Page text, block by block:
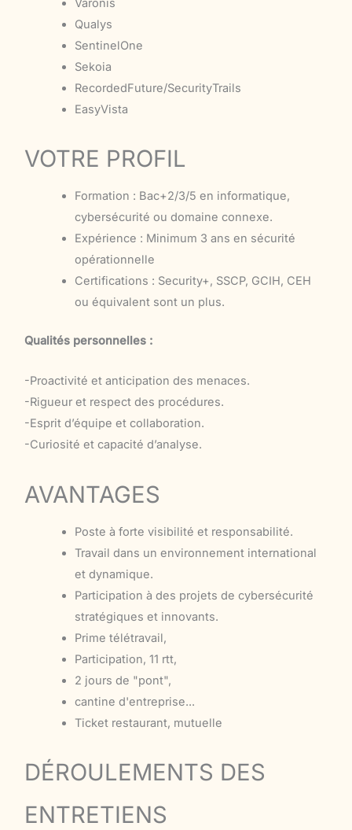
Varonis
Qualys
SentinelOne
Sekoia
RecordedFuture/SecurityTrails
EasyVista
VOTRE PROFIL
Formation : Bac+2/3/5 en informatique,
cybersécurité ou domaine connexe.
Expérience : Minimum 3 ans en sécurité
opérationnelle
Certifications : Security+, SSCP, GCIH, CEH
ou équivalent sont un plus.
Qualités personnelles :
-Proactivité et anticipation des menaces.
-Rigueur et respect des procédures.
-Esprit d’équipe et collaboration.
-Curiosité et capacité d’analyse.
AVANTAGES
Poste à forte visibilité et responsabilité.
Travail dans un environnement international
et dynamique.
Participation à des projets de cybersécurité
stratégiques et innovants.
Prime télétravail,
Participation, 11 rtt,
2 jours de "pont",
cantine d'entreprise...
Ticket restaurant, mutuelle
DÉROULEMENTS DES
ENTRETIENS